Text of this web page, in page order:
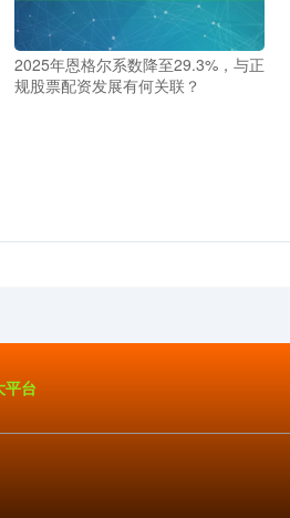
2025年恩格尔系数降至29.3%，与正
规股票配资发展有何关联？
平台